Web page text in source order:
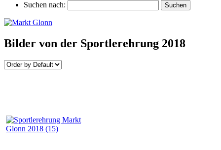
Suchen nach:
Bilder von der Sportlerehrung 2018